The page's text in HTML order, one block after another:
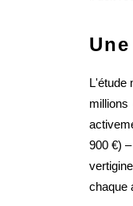
L'étude
900 €)
chaque